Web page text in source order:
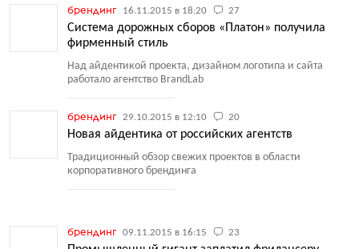
брендинг 16.11.2015 в 18:20 27
Система дорожных сборов «Платон» получила
фирменный стиль
Над айдентикой проекта, дизайном логотипа и сайта
работало агентство BrandLab
брендинг 29.10.2015 в 12:10 20
Новая айдентика от российских агентств
Традиционный обзор свежих проектов в области
корпоративного брендинга
брендинг 09.11.2015 в 16:15 23